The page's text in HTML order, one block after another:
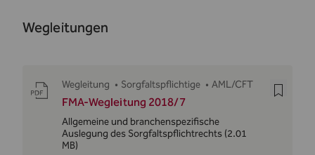
Wegleitungen
Wegleitung • Sorgfaltspflichtige • AML/CFT
FMA-Wegleitung 2018/7
Allgemeine und branchenspezifische
Auslegung des Sorgfaltspflichtrechts (2.01
MB)